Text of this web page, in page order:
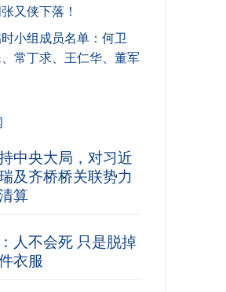
又侠下落！
小组成员名单：何卫
常丁求、王仁华、董军
中央大局，对习近
及齐桥桥关联势力
算
人不会死 只是脱掉
衣服